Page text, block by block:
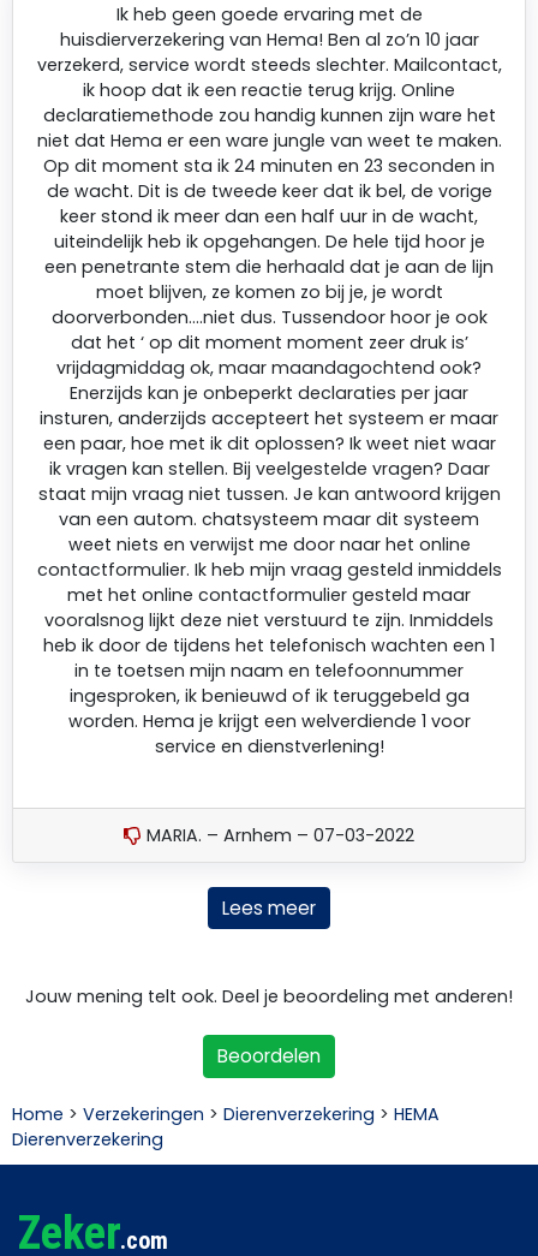
Ik heb geen goede ervaring met de
huisdierverzekering van Hema! Ben al zo’n 10 jaar
verzekerd, service wordt steeds slechter. Mailcontact,
ik hoop dat ik een reactie terug krijg. Online
declaratiemethode zou handig kunnen zijn ware het
niet dat Hema er een ware jungle van weet te maken.
Op dit moment sta ik 24 minuten en 23 seconden in
de wacht. Dit is de tweede keer dat ik bel, de vorige
keer stond ik meer dan een half uur in de wacht,
uiteindelijk heb ik opgehangen. De hele tijd hoor je
een penetrante stem die herhaald dat je aan de lijn
moet blijven, ze komen zo bij je, je wordt
doorverbonden….niet dus. Tussendoor hoor je ook
dat het ‘ op dit moment moment zeer druk is’
vrijdagmiddag ok, maar maandagochtend ook?
Enerzijds kan je onbeperkt declaraties per jaar
insturen, anderzijds accepteert het systeem er maar
een paar, hoe met ik dit oplossen? Ik weet niet waar
ik vragen kan stellen. Bij veelgestelde vragen? Daar
staat mijn vraag niet tussen. Je kan antwoord krijgen
van een autom. chatsysteem maar dit systeem
weet niets en verwijst me door naar het online
contactformulier. Ik heb mijn vraag gesteld inmiddels
met het online contactformulier gesteld maar
vooralsnog lijkt deze niet verstuurd te zijn. Inmiddels
heb ik door de tijdens het telefonisch wachten een 1
in te toetsen mijn naam en telefoonnummer
ingesproken, ik benieuwd of ik teruggebeld ga
worden. Hema je krijgt een welverdiende 1 voor
service en dienstverlening!
MARIA. – Arnhem – 07-03-2022
Lees meer
Jouw mening telt ook. Deel je beoordeling met anderen!
Beoordelen
Home > Verzekeringen > Dierenverzekering > HEMA
Dierenverzekering
Zeker.com